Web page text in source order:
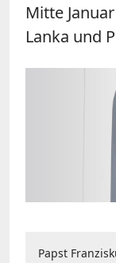
Mitte
Lanka und
Papst